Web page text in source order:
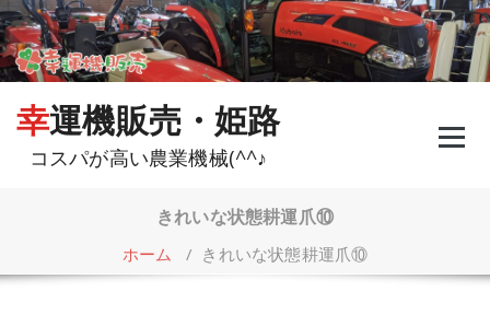
コ
ン
テ
ン
幸運機販売・姫路
コスパが高い農業機械(^^♪
きれいな状態耕運爪⑩
ホーム / きれいな状態耕運爪⑩